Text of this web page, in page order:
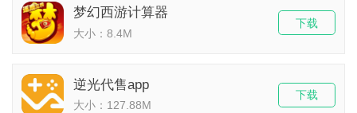
梦幻西游计算器
大小：8.4M
下载
逆光代售app
大小：127.88M
下载